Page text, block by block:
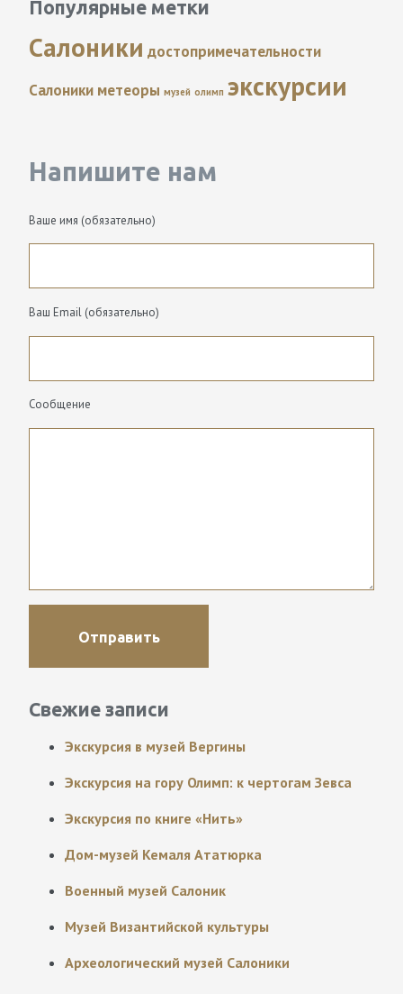
Популярные метки
Салоники достопримечательности
Салоники метеоры музей олимп экскурсии
Напишите нам
Ваше имя (обязательно)
Ваш Email (обязательно)
Сообщение
Свежие записи
Экскурсия в музей Вергины
Экскурсия на гору Олимп: к чертогам Зевса
Экскурсия по книге «Нить»
Дом-музей Кемаля Ататюрка
Военный музей Салоник
Музей Византийской культуры
Археологический музей Салоники